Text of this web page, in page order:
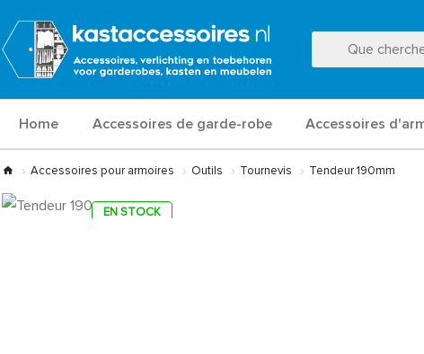
Home Accessoires de garde-robe Accessoires
Accessoires pour armoires Outils Tournevis Tendeur 190mm
EN STOCK